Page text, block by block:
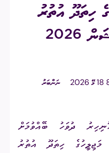
ހިތަދޫ އުތުރު
ނަންބަރު
6 ވާ ހޮނިހިރު ދުވަހު ބޭއްވުމަށް
މަޖިލީހުގެ ހިތަދޫ އުތުރު